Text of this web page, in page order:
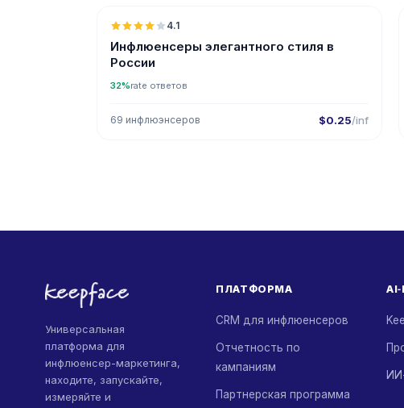
4.1
Инфлюенсеры элегантного стиля в
России
32%rate ответов
69 инфлюэнсеров $0.25/inf
Универсальная
платформа для
инфлюенсер-маркетинга,
находите, запускайте,
измеряйте и
ПЛАТФОРМА
CRM для инфлюенсеров
Отчетность по
кампаниям
Партнерская программа